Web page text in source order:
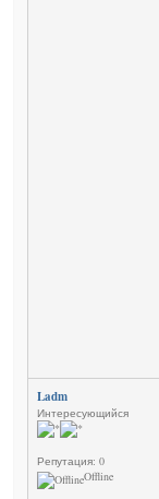
Ladm
Интересующийся
Репутация: 0
Offline